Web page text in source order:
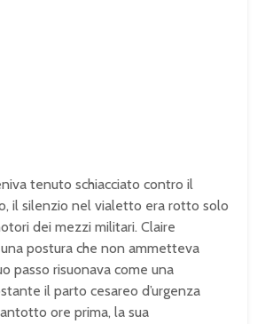
tenuto schiacciato contro il
il silenzio nel vialetto era rotto solo
dei mezzi militari. Claire
postura che non ammetteva
passo risuonava come una
il parto cesareo d’urgenza
ore prima, la sua